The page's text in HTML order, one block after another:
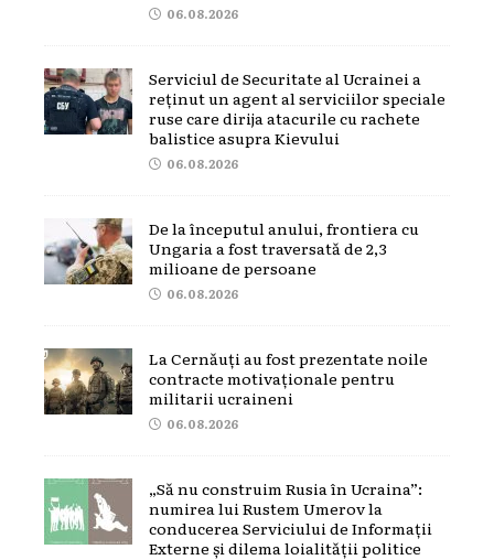
06.08.2026
Serviciul de Securitate al Ucrainei a
reținut un agent al serviciilor speciale
ruse care dirija atacurile cu rachete
balistice asupra Kievului
06.08.2026
De la începutul anului, frontiera cu
Ungaria a fost traversată de 2,3
milioane de persoane
06.08.2026
La Cernăuți au fost prezentate noile
contracte motivaționale pentru
militarii ucraineni
06.08.2026
„Să nu construim Rusia în Ucraina”:
numirea lui Rustem Umerov la
conducerea Serviciului de Informații
Externe și dilema loialității politice